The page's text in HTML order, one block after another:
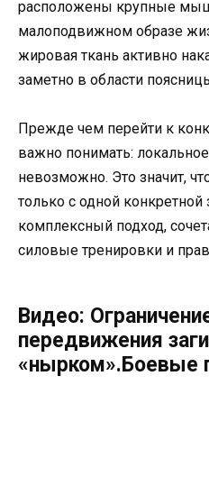
расположены крупные
малоподвижном образе
жировая ткань активно
заметно в области
Прежде чем перейти к
важно понимать:
невозможно. Это значит,
только с одной
комплексный подход,
силовые тренировки и
Видео:
передвижения
«нырком».Боевые